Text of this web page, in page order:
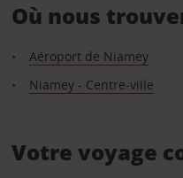
Où nous
Aéroport de Niamey
Niamey - Centre-ville
Votre voyage